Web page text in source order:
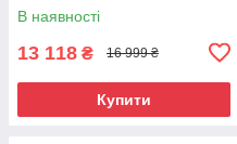
В наявності
13 118 ₴ 16 999 ₴
Купити